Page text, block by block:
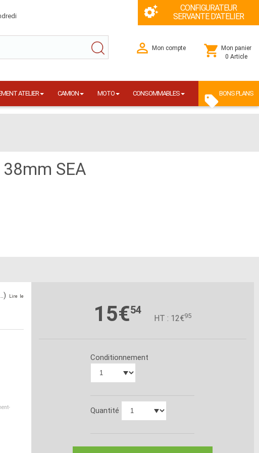
CONFIGURATEUR
SERVANTE D'ATELIER
Mon compte
Mon panier
0 Article
ATELIER CAMION MOTO CONSOMMABLES BONS PLANS
SEA
Lire le
15€54
HT : 12€95
Conditionnement
Quantité